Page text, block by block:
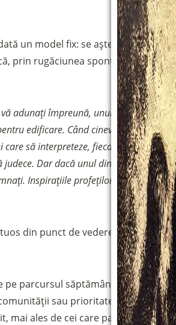
un model fix: se așteaptă ca
prin rugăciunea spontană și
vă adunați împreună, unul are un
edificare. Când cineva vorbește cu
să interpreteze, fiecare să tacă în
Dar dacă unul dintre cei
Inspirațiile profeților sunt supuse
din punct de vedere spiritual
parcursul săptămânilor,
sau prioritatea asupra
mai ales de cei care participă